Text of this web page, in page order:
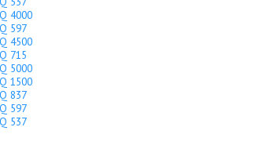
4000
597
4500
715
5000
1500
837
597
537